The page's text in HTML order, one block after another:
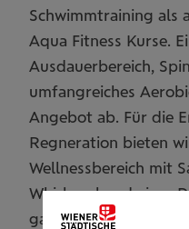
Schwimmtraining als
Aqua Fitness Kurse.
Ausdauerbereich,
umfangreiches
Angebot ab. Für die
Regneration bieten
Wellnessbereich mit
Whirlpool und einer
ganz Linz.